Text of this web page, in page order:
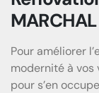
Pour améliorer
modernité à vos
pour s’en